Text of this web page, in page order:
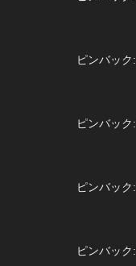
ピンバック:
ピンバック:
ピンバック:
ピンバック: